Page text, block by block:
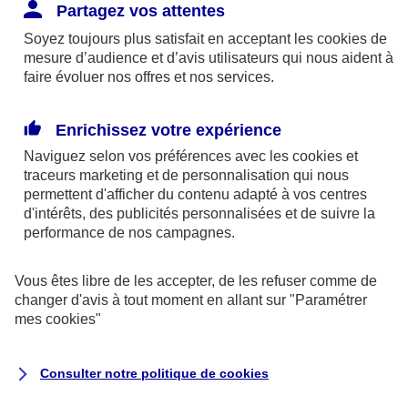
disponibles sur le site axa.fr.
AXA France IARD et AXA France Vie sont
mandataires exclusifs en opérations de
246 et n°13 005 764 (consultable
surwww.orias.fr)
AXA Assistance France Assurances,
S.A au capital de 51 429 430,40 €,
Siège social :
8-10, rue Paul Vaillant Couturier
Partagez vos attentes
Soyez toujours plus satisfait en acceptant les cookies de
mesure d’audience et d’avis utilisateurs qui nous aident à
faire évoluer nos offres et nos services.
Enrichissez votre expérience
Naviguez selon vos préférences avec les cookies et
traceurs marketing et de personnalisation qui nous
permettent d'afficher du contenu adapté à vos centres
d'intérêts, des publicités personnalisées et de suivre la
performance de nos campagnes.
Vous êtes libre de les accepter, de les refuser comme de
changer d'avis à tout moment en allant sur "Paramétrer
mes cookies"
Consulter notre politique de cookies